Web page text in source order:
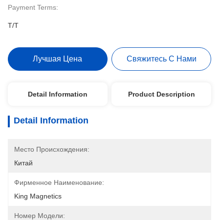
Payment Terms:
T/T
Лучшая Цена Свяжитесь С Нами
Detail Information Product Description
Detail Information
Место Происхождения:
Китай
Фирменное Наименование:
King Magnetics
Номер Модели: